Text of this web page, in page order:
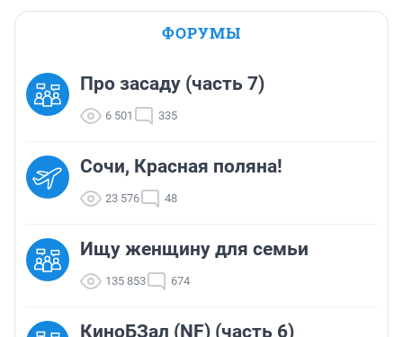
ФОРУМЫ
Про засаду (часть 7)
6 501 335
Сочи, Красная поляна!
23 576 48
Ищу женщину для семьи
135 853 674
КиноБЗал (NF) (часть 6)